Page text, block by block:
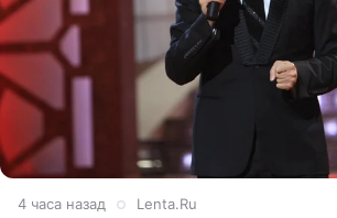
4 часа назад Lenta.Ru